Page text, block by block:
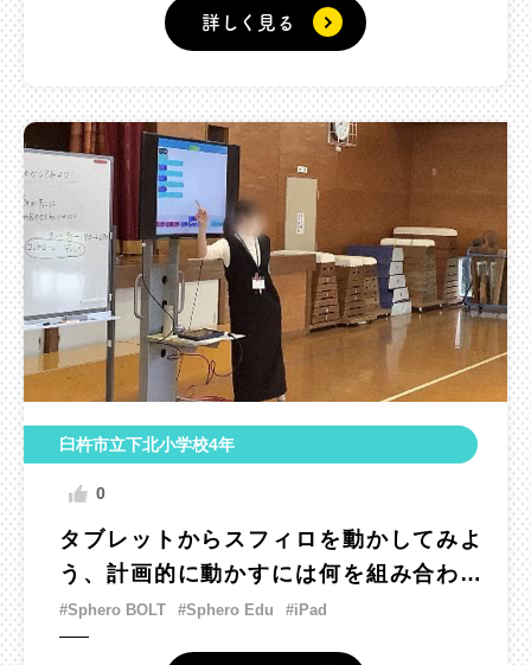
詳しく見る
臼杵市立下北小学校4年
0
タブレットからスフィロを動かしてみよ
う、計画的に動かすには何を組み合わせ
たらいいだろう
#Sphero BOLT #Sphero Edu #iPad